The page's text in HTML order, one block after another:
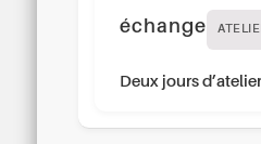
échange
Deux jours